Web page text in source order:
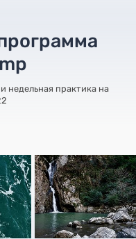
недельная практика на